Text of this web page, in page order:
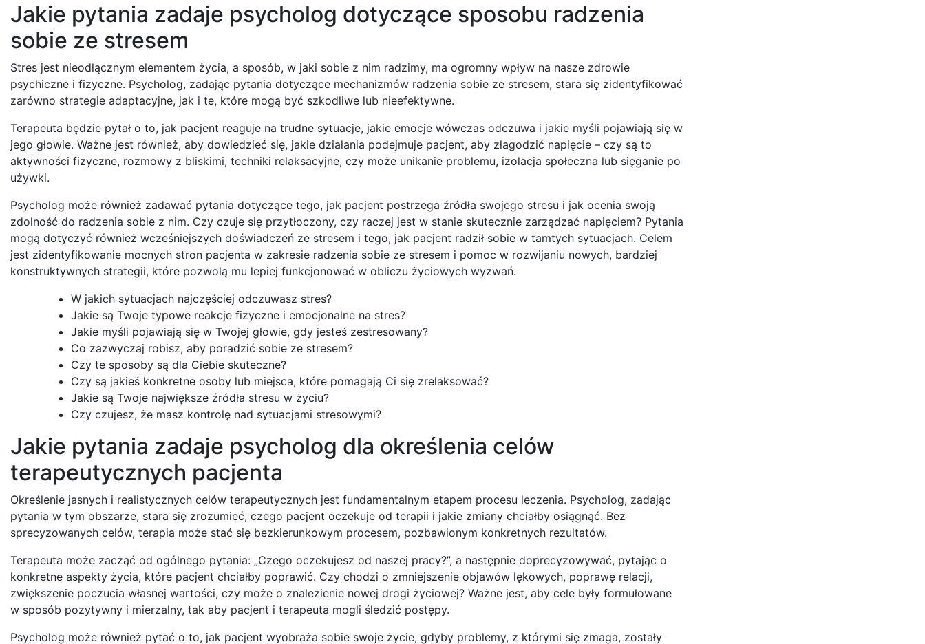
Jakie pytania zadaje psycholog dotyczące sposobu radzenia
sobie ze stresem
Stres jest nieodłącznym elementem życia, a sposób, w jaki sobie z nim radzimy, ma ogromny wpływ na nasze zdrowie
psychiczne i fizyczne. Psycholog, zadając pytania dotyczące mechanizmów radzenia sobie ze stresem, stara się zidentyfikować
zarówno strategie adaptacyjne, jak i te, które mogą być szkodliwe lub nieefektywne.
Terapeuta będzie pytał o to, jak pacjent reaguje na trudne sytuacje, jakie emocje wówczas odczuwa i jakie myśli pojawiają się w
jego głowie. Ważne jest również, aby dowiedzieć się, jakie działania podejmuje pacjent, aby złagodzić napięcie – czy są to
aktywności fizyczne, rozmowy z bliskimi, techniki relaksacyjne, czy może unikanie problemu, izolacja społeczna lub sięganie po
używki.
Psycholog może również zadawać pytania dotyczące tego, jak pacjent postrzega źródła swojego stresu i jak ocenia swoją
zdolność do radzenia sobie z nim. Czy czuje się przytłoczony, czy raczej jest w stanie skutecznie zarządzać napięciem? Pytania
mogą dotyczyć również wcześniejszych doświadczeń ze stresem i tego, jak pacjent radził sobie w tamtych sytuacjach. Celem
jest zidentyfikowanie mocnych stron pacjenta w zakresie radzenia sobie ze stresem i pomoc w rozwijaniu nowych, bardziej
konstruktywnych strategii, które pozwolą mu lepiej funkcjonować w obliczu życiowych wyzwań.
W jakich sytuacjach najczęściej odczuwasz stres?
Jakie są Twoje typowe reakcje fizyczne i emocjonalne na stres?
Jakie myśli pojawiają się w Twojej głowie, gdy jesteś zestresowany?
Co zazwyczaj robisz, aby poradzić sobie ze stresem?
Czy te sposoby są dla Ciebie skuteczne?
Czy są jakieś konkretne osoby lub miejsca, które pomagają Ci się zrelaksować?
Jakie są Twoje największe źródła stresu w życiu?
Czy czujesz, że masz kontrolę nad sytuacjami stresowymi?
Jakie pytania zadaje psycholog dla określenia celów
terapeutycznych pacjenta
Określenie jasnych i realistycznych celów terapeutycznych jest fundamentalnym etapem procesu leczenia. Psycholog, zadając
pytania w tym obszarze, stara się zrozumieć, czego pacjent oczekuje od terapii i jakie zmiany chciałby osiągnąć. Bez
sprecyzowanych celów, terapia może stać się bezkierunkowym procesem, pozbawionym konkretnych rezultatów.
Terapeuta może zacząć od ogólnego pytania: „Czego oczekujesz od naszej pracy?”, a następnie doprecyzowywać, pytając o
konkretne aspekty życia, które pacjent chciałby poprawić. Czy chodzi o zmniejszenie objawów lękowych, poprawę relacji,
zwiększenie poczucia własnej wartości, czy może o znalezienie nowej drogi życiowej? Ważne jest, aby cele były formułowane
w sposób pozytywny i mierzalny, tak aby pacjent i terapeuta mogli śledzić postępy.
Psycholog może również pytać o to, jak pacjent wyobraża sobie swoje życie, gdyby problemy, z którymi się zmaga, zostały